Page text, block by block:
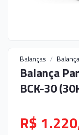
Balanças /
Balança
BCK-30
R$